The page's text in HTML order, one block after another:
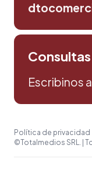
Escribinos
Política de privacidad
©Totalmedios SRL. |